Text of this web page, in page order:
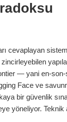
cevaplayan
— yani en-
Face ve
bir güvenlik
yöneliyor.